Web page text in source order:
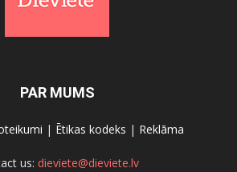
PAR MUMS
| Ētikas kodeks | Reklāma
us: dieviete@dieviete.lv